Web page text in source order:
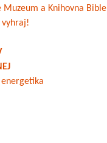
Muzeum a Knihovna Bible
vyhraj!
energetika